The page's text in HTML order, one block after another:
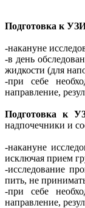
Подготовка к
-накануне
-в день
жидкости (для
-при себе
направление,
Подготовка к
надпочечники и
-накануне
исключая прием
-исследование
пить, не
-при себе
направление,